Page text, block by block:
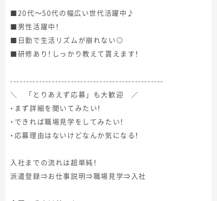
■20代～50代の幅広い世代活躍中♪
■男性活躍中！
■日勤で生活リズムが崩れない◎
■研修あり！しっかり教えて貰えます！
------------------------------------------------
＼ 「とりあえず応募」も大歓迎 ／
・まず詳細を聞いてみたい！
・できれば職場見学をしてみたい！
・応募理由はないけどなんか気になる！
入社までの流れは超単純！
派遣登録⇒お仕事説明⇒職場見学⇒入社